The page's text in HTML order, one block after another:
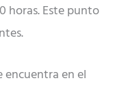
horas. Este punto
en el